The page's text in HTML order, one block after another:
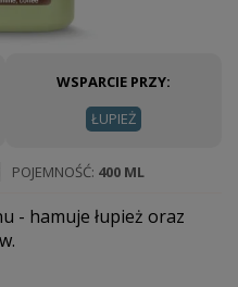
WSPARCIE PRZY:
ŁUPIEŻ
POJEMNOŚĆ 400 ML
- hamuje łupież oraz